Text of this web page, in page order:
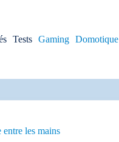
Tests Gaming Domotique
les mains